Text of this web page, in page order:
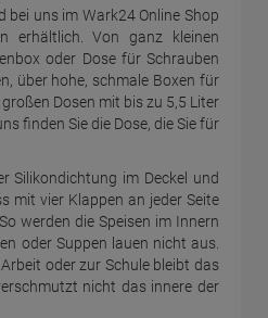
bei uns im Wark24 Online Shop
erhältlich. Von ganz kleinen
oder Dose für Schrauben
über hohe, schmale Boxen für
Dosen mit bis zu 5,5 Liter
finden Sie die Dose, die Sie für
Silikondichtung im Deckel und
mit vier Klappen an jeder Seite
werden die Speisen im Innern
oder Suppen lauen nicht aus.
oder zur Schule bleibt das
nicht das innere der